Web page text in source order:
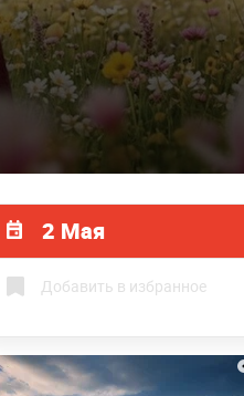
2 Мая
Добавить в избранное